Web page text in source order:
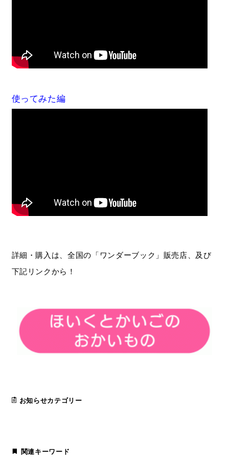
使ってみた編
詳細・購入は、全国の「ワンダーブック」販売店、及び
下記リンクから！
お知らせカテゴリー
関連キーワード